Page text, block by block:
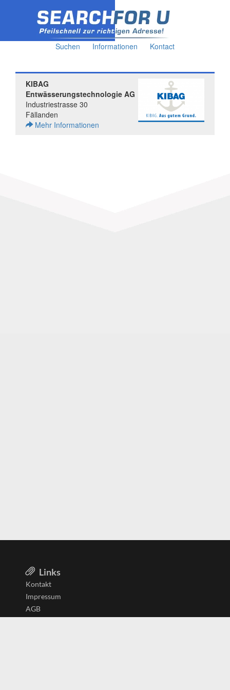
Suchen Informationen Kontact
KIBAG
Entwässerungstechnologie AG
Industriestrasse 30
Fällanden
Mehr Informationen
Links
Kontakt
Impressum
AGB